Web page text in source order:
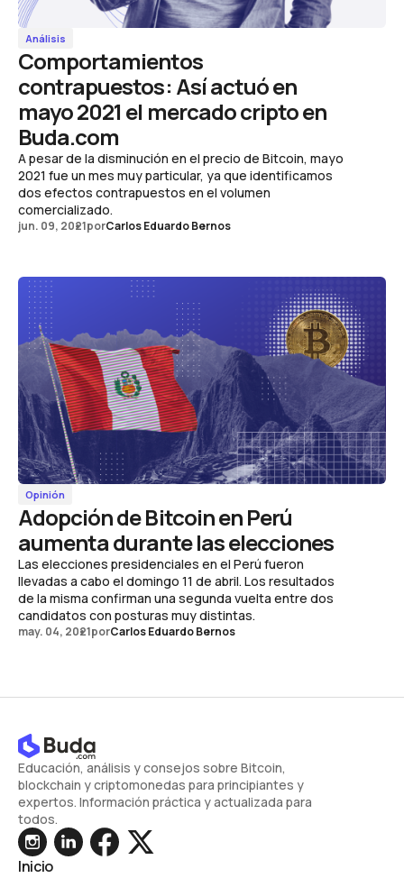
Análisis
Comportamientos
contrapuestos: Así actuó en
mayo 2021 el mercado cripto en
Buda.com
A pesar de la disminución en el precio de Bitcoin, mayo
2021 fue un mes muy particular, ya que identificamos
dos efectos contrapuestos en el volumen
comercializado.
jun. 09, 2021porCarlos Eduardo Bernos
Opinión
Adopción de Bitcoin en Perú
aumenta durante las elecciones
Las elecciones presidenciales en el Perú fueron
llevadas a cabo el domingo 11 de abril. Los resultados
de la misma confirman una segunda vuelta entre dos
candidatos con posturas muy distintas.
may. 04, 2021porCarlos Eduardo Bernos
Educación, análisis y consejos sobre Bitcoin,
blockchain y criptomonedas para principiantes y
expertos. Información práctica y actualizada para
todos.
Inicio